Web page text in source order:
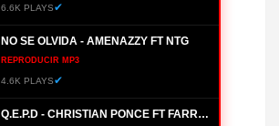
6.6K PLAYS✔
NO SE OLVIDA - AMENAZZY FT NTG
REPRODUCIR MP3
4.6K PLAYS✔
Q.E.P.D - CHRISTIAN PONCE FT FARRUKO, HANZEL LA H, FRONTI